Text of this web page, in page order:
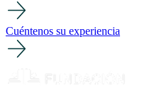
Cuéntenos su experiencia